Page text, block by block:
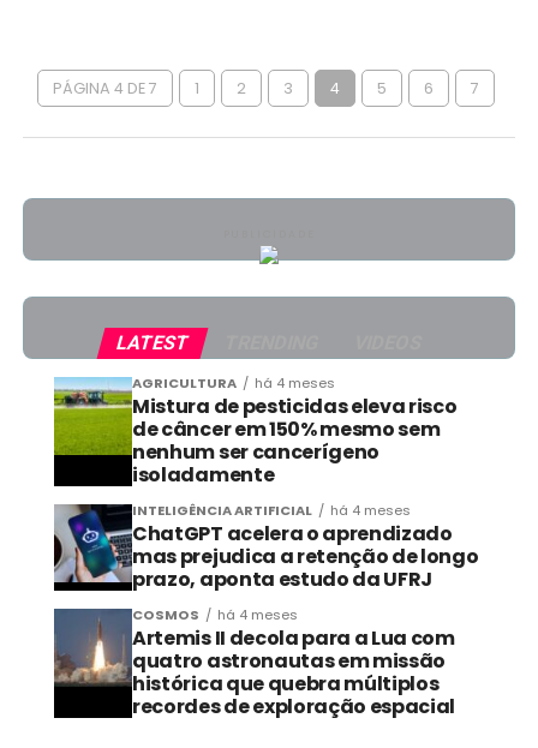
PÁGINA 4 DE 7 1 2 3 4 5 6 7
LATEST
AGRICULTURA há 4 meses
Mistura de pesticidas eleva risco
de câncer em 150% mesmo sem
nenhum ser cancerígeno
isoladamente
INTELIGÊNCIA ARTIFICIAL há 4 meses
ChatGPT acelera o aprendizado
mas prejudica a retenção de longo
prazo, aponta estudo da UFRJ
COSMOS há 4 meses
Artemis II decola para a Lua com
quatro astronautas em missão
histórica que quebra múltiplos
recordes de exploração espacial